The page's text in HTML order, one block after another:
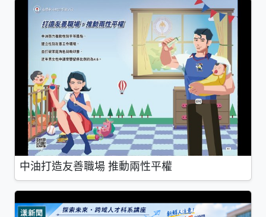
中油打造友善職場 推動兩性平權